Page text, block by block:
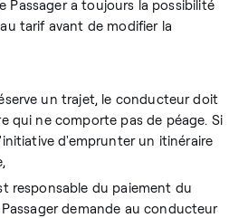
Passager a toujours la possibilité
tarif avant de modifier la
un trajet, le conducteur doit
qui ne comporte pas de péage. Si
d'emprunter un itinéraire
responsable du paiement du
demande au conducteur